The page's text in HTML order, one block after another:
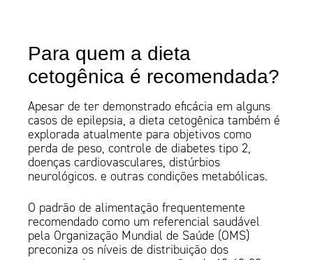
Para quem a dieta
cetogênica é recomendada?
Apesar de ter demonstrado eficácia em alguns
casos de epilepsia, a dieta cetogênica também é
explorada atualmente para objetivos como
perda de peso, controle de diabetes tipo 2,
doenças cardiovasculares, distúrbios
neurológicos. e outras condições metabólicas.
O padrão de alimentação frequentemente
recomendado como um referencial saudável
pela Organização Mundial de Saúde (OMS)
preconiza os níveis de distribuição dos